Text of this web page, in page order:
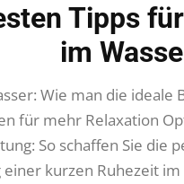
Tipps
im
Wie man die
für mehr Relaxation
So schaffen Sie die
kurzen Ruhezeit